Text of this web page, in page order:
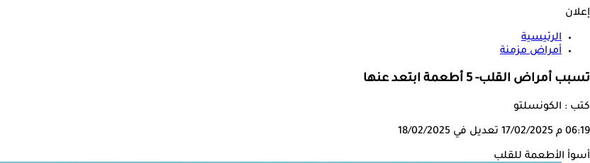
إعلان
الرئيسية
أمراض مزمنة
تسبب أمراض القلب- 5 أطعمة ابتعد عنها
كتب : الكونسلتو
06:19 م 17/02/2025 تعديل في 18/02/2025
أسوأ الأطعمة للقلب